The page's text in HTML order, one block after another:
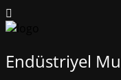
Endüstriyel